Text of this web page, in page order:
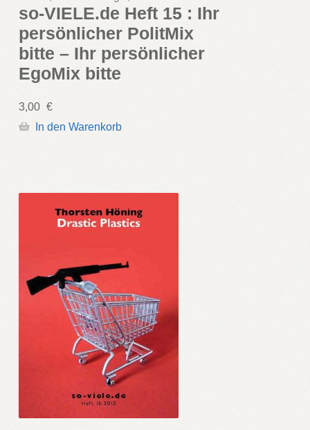
so-VIELE.de Heft 15 : Ihr
persönlicher PolitMix
bitte – Ihr persönlicher
EgoMix bitte
3,00 €
In den Warenkorb